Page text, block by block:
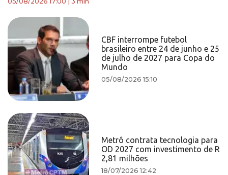
CBF interrompe futebol
brasileiro entre 24 de junho e 25
de julho de 2027 para Copa do
Mundo
05/08/2026 15:10
Metrô contrata tecnologia para
OD 2027 com investimento de R
2,81 milhões
18/07/2026 12:42